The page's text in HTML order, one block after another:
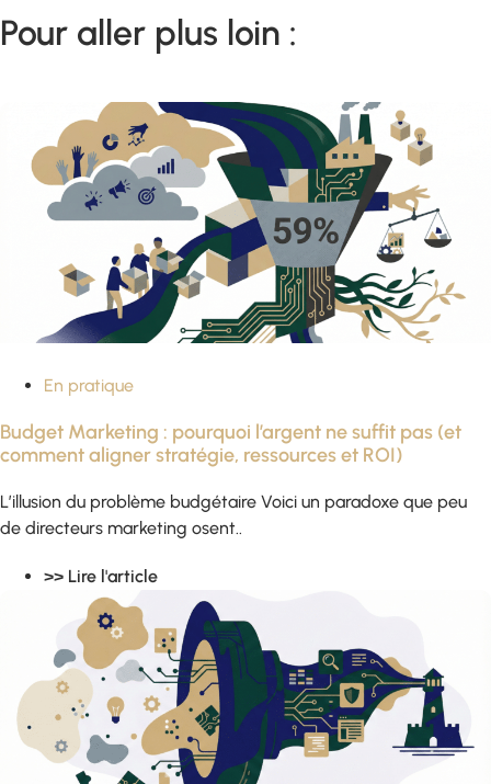
Pour aller plus loin :
En pratique
Budget Marketing : pourquoi l’argent ne suffit pas (et
comment aligner stratégie, ressources et ROI)
L’illusion du problème budgétaire Voici un paradoxe que peu
de directeurs marketing osent..
>> Lire l'article